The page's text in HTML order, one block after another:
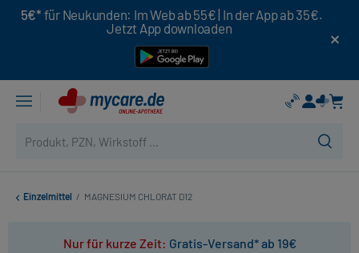
5€* für Neukunden: Im Web ab 55€ | In der App ab 35€.
Jetzt App downloaden
Einzelmittel / MAGNESIUM CHLORAT D12
Nur für kurze Zeit: Gratis-Versand* ab 19€